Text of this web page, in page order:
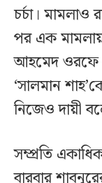
চর্চা।
পর এক
আহমেদ ওরফে
‘সালমান
নিজেও দায়ী
সম্প্রতি